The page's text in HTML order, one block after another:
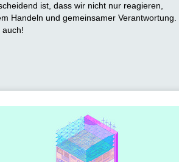
ist, dass wir nicht nur reagieren,
Handeln und gemeinsamer Verantwortung.
auch!